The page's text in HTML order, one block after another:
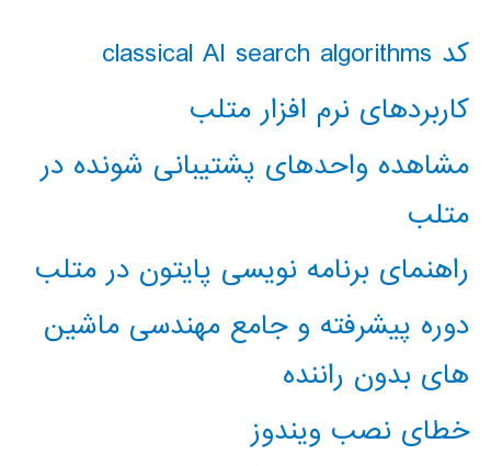
کد classical AI search algorithms
کاربردهای نرم افزار متلب
مشاهده واحدهای پشتیبانی شونده در
متلب
راهنمای برنامه نویسی پایتون در متلب
دوره پیشرفته و جامع مهندسی ماشین
های بدون راننده
خطای نصب ویندوز